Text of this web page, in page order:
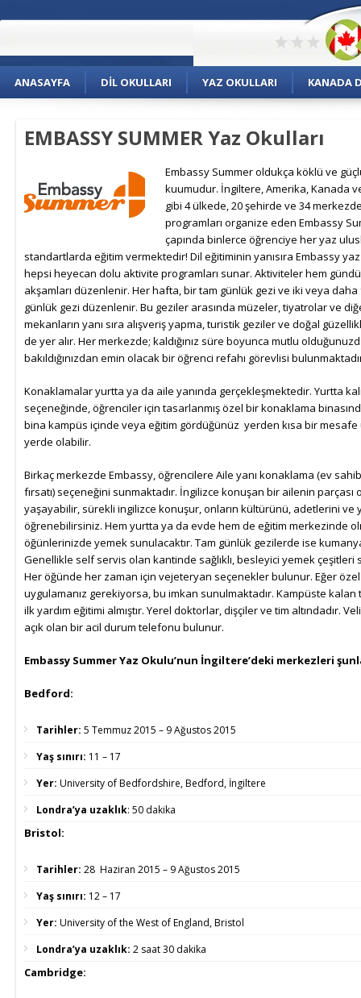
ANASAYFA DIL OKULLARI YAZ OKULLARI KANADA
EMBASSY SUMMER Yaz Okulları
Embassy Summer oldukça köklü ve
kuumudur. İngiltere, Amerika, Kanada
gibi 4 ülkede, 20 şehirde ve 34
programları organize eden Embassy
çapında binlerce öğrenciye her yaz
standartlarda eğitim vermektedir! Dil eğitiminin yanısıra Embassy yaz
hepsi heyecan dolu aktivite programları sunar. Aktiviteler hem
akşamları düzenlenir. Her hafta, bir tam günlük gezi ve iki veya daha
günlük gezi düzenlenir. Bu geziler arasında müzeler, tiyatrolar ve
mekanların yanı sıra alışveriş yapma, turistik geziler ve doğal
de yer alır. Her merkezde; kaldığınız süre boyunca mutlu
bakıldığınızdan emin olacak bir öğrenci refahı görevlisi
Konaklamalar yurtta ya da aile yanında gerçekleşmektedir. Yurtta
seçeneğinde, öğrenciler için tasarlanmış özel bir konaklama
bina kampüs içinde veya eğitim gördüğünüz yerden kısa bir mesafe
yerde olabilir.
Birkaç merkezde Embassy, öğrencilere Aile yanı konaklama (ev
fırsatı) seçeneğini sunmaktadır. İngilizce konuşan bir ailenin parçası
yaşayabilir, sürekli ingilizce konuşur, onların kültürünü, adetlerini ve
öğrenebilirsiniz. Hem yurtta ya da evde hem de eğitim merkezinde
öğünlerinizde yemek sunulacaktır. Tam günlük gezilerde ise
Genellikle self servis olan kantinde sağlıklı, besleyici yemek çeşitleri
Her öğünde her zaman için vejeteryan seçenekler bulunur. Eğer
uygulamanız gerekiyorsa, bu imkan sunulmaktadır. Kampüste
ilk yardım eğitimi almıştır. Yerel doktorlar, dişçiler ve tim altındadır.
açık olan bir acil durum telefonu bulunur.
Embassy Summer Yaz Okulu’nun İngiltere’deki merkezleri
Bedford:
Tarihler: 5 Temmuz 2015 – 9 Ağustos 2015
Yaş sınırı: 11 – 17
Yer: University of Bedfordshire, Bedford, İngiltere
Londra’ya uzaklık: 50 dakika
Bristol:
Tarihler: 28 Haziran 2015 – 9 Ağustos 2015
Yaş sınırı: 12 – 17
Yer: University of the West of England, Bristol
Londra’ya uzaklık: 2 saat 30 dakika
Cambridge: